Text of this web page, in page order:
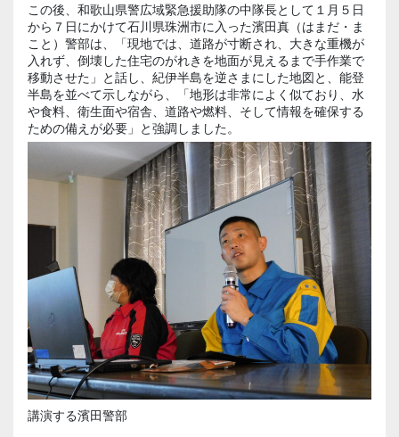
この後、和歌山県警広域緊急援助隊の中隊長として１月５日
から７日にかけて石川県珠洲市に入った濱田真（はまだ・ま
こと）警部は、「現地では、道路が寸断され、大きな重機が
入れず、倒壊した住宅のがれきを地面が見えるまで手作業で
移動させた」と話し、紀伊半島を逆さまにした地図と、能登
半島を並べて示しながら、「地形は非常によく似ており、水
や食料、衛生面や宿舎、道路や燃料、そして情報を確保する
ための備えが必要」と強調しました。
講演する濱田警部